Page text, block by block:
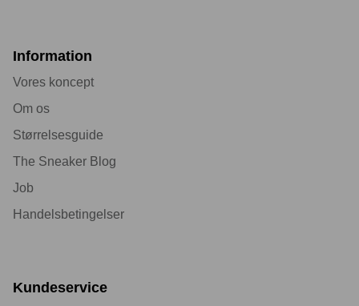
Information
Vores koncept
Om os
Størrelsesguide
The Sneaker Blog
Job
Handelsbetingelser
Kundeservice